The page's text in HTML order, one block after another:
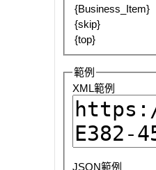
{Business_Item}
{skip}
{top}
範例
XML範例
JSON範例